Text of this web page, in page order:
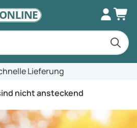
nicht ansteckend